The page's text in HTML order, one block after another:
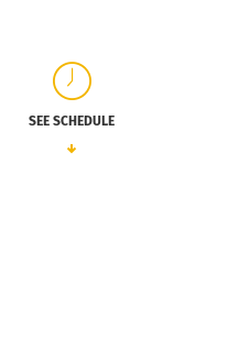
SEE SCHEDULE